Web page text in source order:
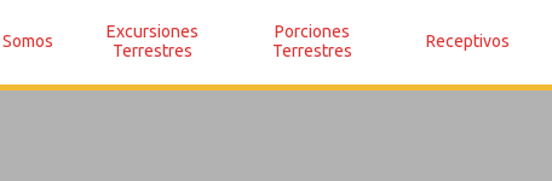
Excursiones
Terrestres
Porciones
Terrestres
Receptivos